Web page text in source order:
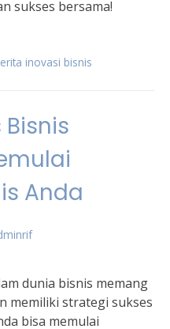
sukses bersama!
inovasi bisnis
Anda
dunia bisnis memang
memiliki strategi sukses
bisa memulai